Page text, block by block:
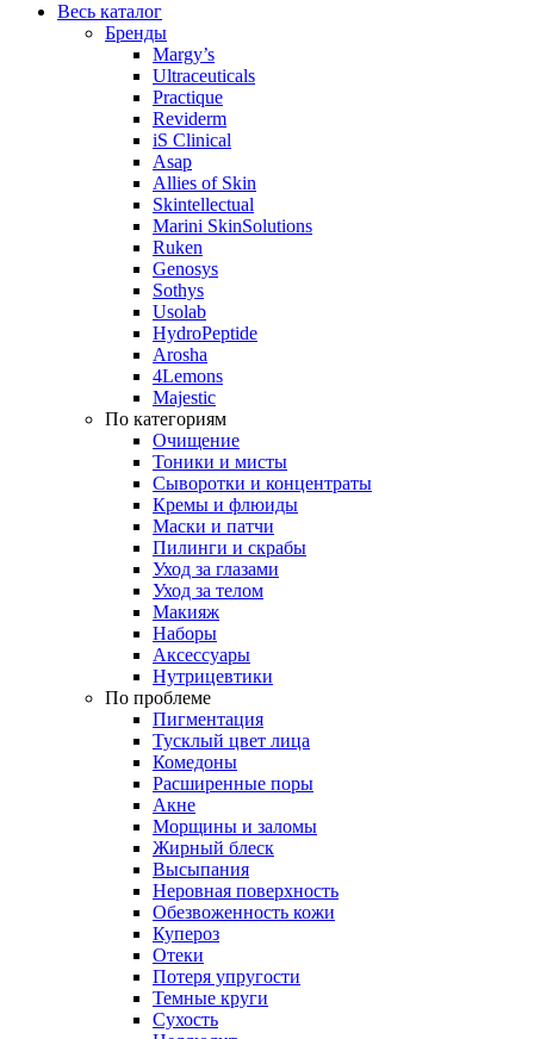
Весь каталог
Бренды
Margy’s
Ultraceuticals
Practique
Reviderm
iS Clinical
Asap
Allies of Skin
Skintellectual
Marini SkinSolutions
Ruken
Genosys
Sothys
Usolab
HydroPeptide
Arosha
4Lemons
Majestic
По категориям
Очищение
Тоники и мисты
Сыворотки и концентраты
Кремы и флюиды
Маски и патчи
Пилинги и скрабы
Уход за глазами
Уход за телом
Макияж
Наборы
Аксессуары
Нутрицевтики
По проблеме
Пигментация
Тусклый цвет лица
Комедоны
Расширенные поры
Акне
Морщины и заломы
Жирный блеск
Высыпания
Неровная поверхность
Обезвоженность кожи
Купероз
Отеки
Потеря упругости
Темные круги
Сухость